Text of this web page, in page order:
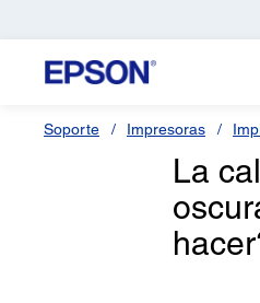
Soporte Impresoras
La